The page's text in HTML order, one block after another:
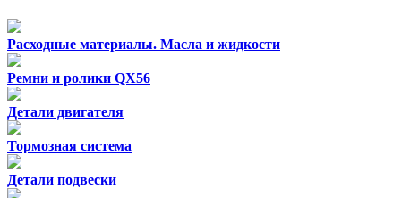
Расходные материалы. Масла и жидкости
Ремни и ролики QX56
Детали двигателя
Тормозная система
Детали подвески